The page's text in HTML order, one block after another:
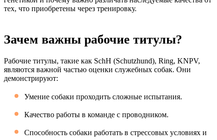
тех, что приобретены через тренировку.
Зачем важны рабочие титулы?
Рабочие титулы, такие как SchH (Schutzhund), Ring, KNPV,
являются важной частью оценки служебных собак. Они
демонстрируют:
Умение собаки проходить сложные испытания.
Качество работы в команде с проводником.
Способность собаки работать в стрессовых условиях и